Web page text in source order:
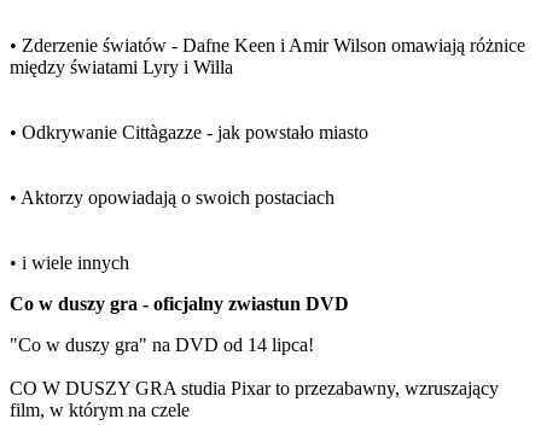
• Zderzenie światów - Dafne Keen i Amir Wilson omawiają różnice
między światami Lyry i Willa
• Odkrywanie Cittàgazze - jak powstało miasto
• Aktorzy opowiadają o swoich postaciach
• i wiele innych
Co w duszy gra - oficjalny zwiastun DVD
"Co w duszy gra" na DVD od 14 lipca!
CO W DUSZY GRA studia Pixar to przezabawny, wzruszający
film, w którym na czele